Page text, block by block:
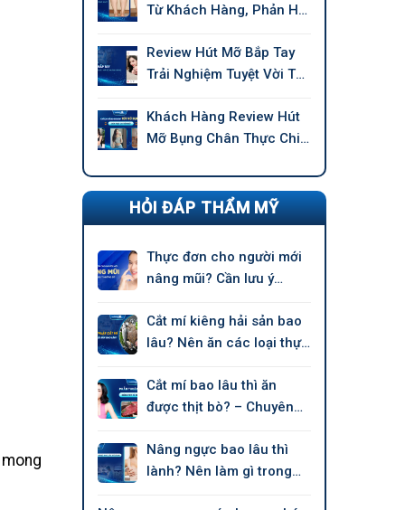
Từ Khách Hàng, Phản Hồi
Review Hút Mỡ Bắp Tay
Trải Nghiệm Tuyệt Vời Từ
Khách Hàng Review Hút
Mỡ Bụng Chân Thực Chi
HỎI ĐÁP THẨM MỸ
Thực đơn cho người mới
nâng mũi? Cần lưu ý
Cắt mí kiêng hải sản bao
lâu? Nên ăn các loại thực
Cắt mí bao lâu thì ăn
được thịt bò? – Chuyên
Nâng ngực bao lâu thì
lành? Nên làm gì trong